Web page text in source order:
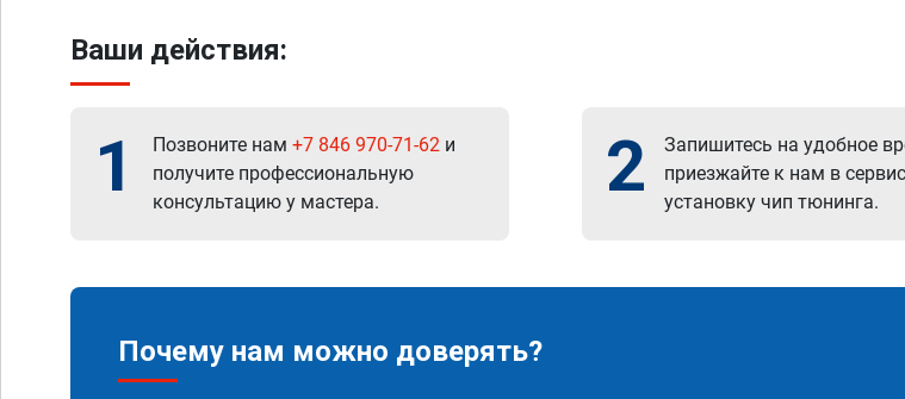
Ваши действия:
1 Позвоните нам +7 846 970-71-62 и
получите профессиональную
консультацию у мастера.
2
Запишитесь на удобное
приезжайте к нам в
установку чип тюнинга.
Почему нам можно доверять?